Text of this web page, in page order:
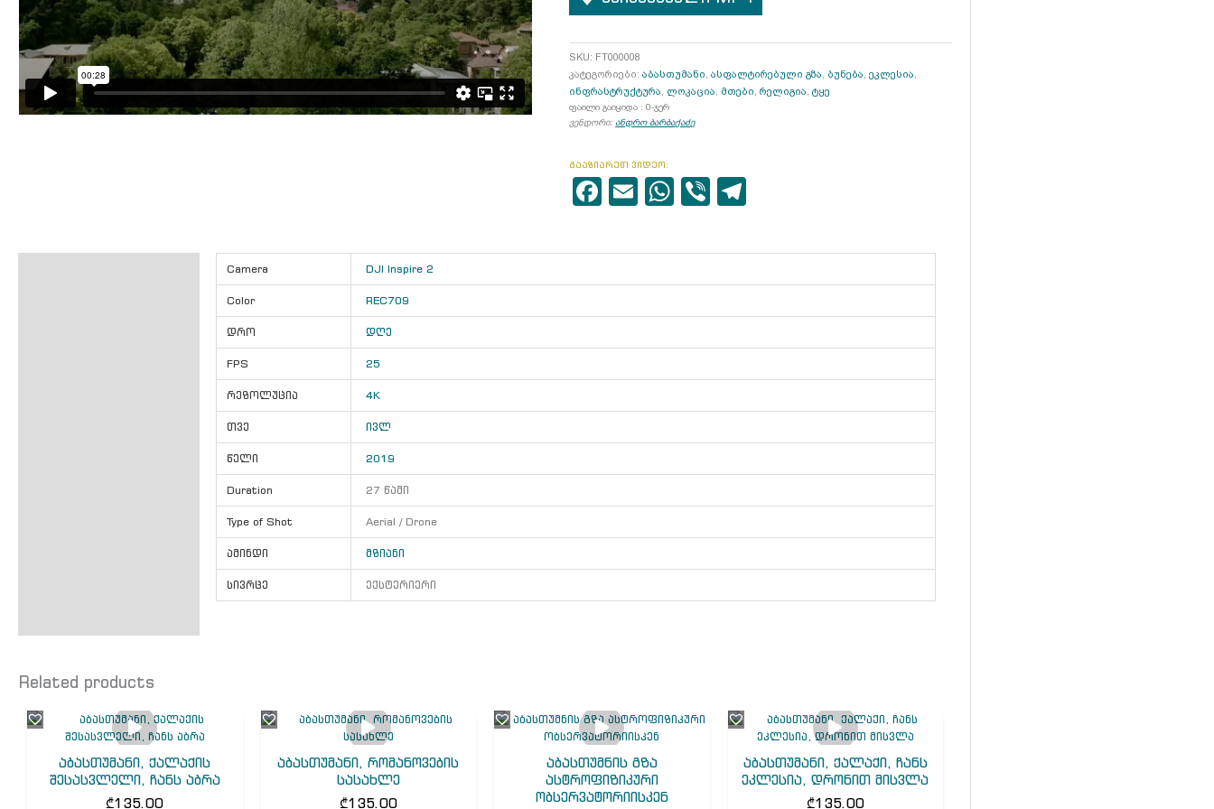
SKU: FT000008
კატეგორიები:აბასთუმანი,ასფალტირებული გზა, ბუნება,ეკლესია,
ინფრასტრუქტურა, ლოკაცია, მთები,რელიგია,ტყე
ფაილი გაიყიდა : 0-ჯერ
ვენდორი: ანდრო ბარბაქაძე
გააზიარეთ ვიდეო:
Facebook
EmailWhatsApp
Viber
Camera DJI Inspire 2
Color REC709
დრო დღე
FPS 25
რეზოლუცია 4K
თვე ივლ
წელი 2019
Duration 27 წამი
Type of Shot Aerial / Drone
ამინდი მზიანი
სივრცე ექსტერიერი
Related products
აბასთუმანი, ქალაქის
შესასვლელი, ჩანს აბრა
₾135.00
აბასთუმანი, რომანოვების
სასახლე
₾135.00
აბასთუმნის გზა
ასტროფიზიკური
ობსერვატორიისკენ
აბასთუმანი, ქალაქი, ჩანს
ეკლესია, დრონით მისვლა
₾135.00